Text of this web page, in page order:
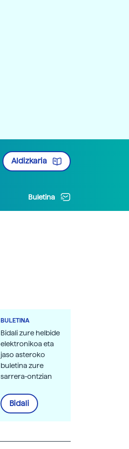
Aldizkaria
Buletina
BULETINA
Bidali zure helbide
elektronikoa eta
jaso asteroko
buletina zure
sarrera-ontzian
Bidali